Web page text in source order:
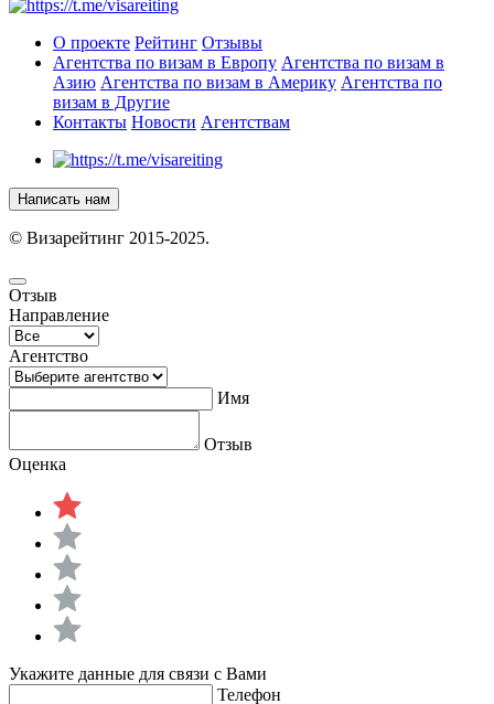
О проекте Рейтинг Отзывы
Агентства по визам в Европу Агентства по визам в
Азию Агентства по визам в Америку Агентства по
визам в Другие
Контакты Новости Агентствам
Написать нам
© Визарейтинг 2015-2025.
Отзыв
Направление
Агентство
Имя
Отзыв
Оценка
Укажите данные для связи с Вами
Телефон